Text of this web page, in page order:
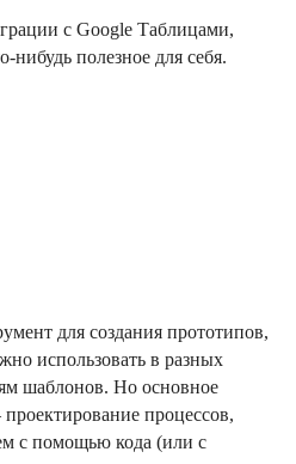
с Google Таблицами,
нибудь полезное для себя.
для создания прототипов,
использовать в разных
шаблонов. Но основное
процессов,
с помощью кода (или с